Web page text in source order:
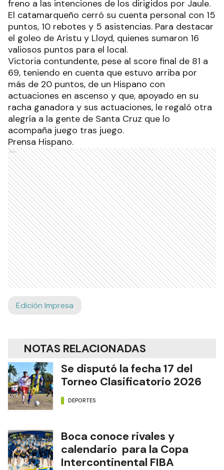
freno a las intenciones de los dirigidos por Jaule.
El catamarqueño cerró su cuenta personal con 15
puntos, 10 rebotes y 5 asistencias. Para destacar
el goleo de Aristu y Lloyd, quienes sumaron 16
valiosos puntos para el local.
Victoria contundente, pese al score final de 81 a
69, teniendo en cuenta que estuvo arriba por
más de 20 puntos, de un Hispano con
actuaciones en ascenso y que, apoyado en su
racha ganadora y sus actuaciones, le regaló otra
alegría a la gente de Santa Cruz que lo
acompaña juego tras juego.
Prensa Hispano.
Ads
Edición Impresa
NOTAS RELACIONADAS
Se disputó la fecha 17 del
Torneo Clasificatorio 2026
DEPORTES
Boca conoce rivales y
calendario para la Copa
Intercontinental FIBA